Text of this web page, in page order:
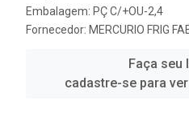
Embalagem: PÇ C/+OU-2,4
Fornecedor: MERCURIO FRIG
Faça seu
cadastre-se para